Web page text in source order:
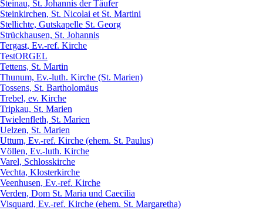
Steinau, St. Johannis der Täufer
Steinkirchen, St. Nicolai et St. Martini
Stellichte, Gutskapelle St. Georg
Strückhausen, St. Johannis
Tergast, Ev.-ref. Kirche
TestORGEL
Tettens, St. Martin
Thunum, Ev.-luth. Kirche (St. Marien)
Tossens, St. Bartholomäus
Trebel, ev. Kirche
Tripkau, St. Marien
Twielenfleth, St. Marien
Uelzen, St. Marien
Uttum, Ev.-ref. Kirche (ehem. St. Paulus)
Völlen, Ev.-luth. Kirche
Varel, Schlosskirche
Vechta, Klosterkirche
Veenhusen, Ev.-ref. Kirche
Verden, Dom St. Maria und Caecilia
Visquard, Ev.-ref. Kirche (ehem. St. Margaretha)